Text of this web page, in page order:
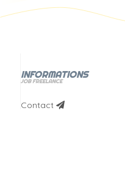
INFORMATIONS
JOB FREELANCE
Contact